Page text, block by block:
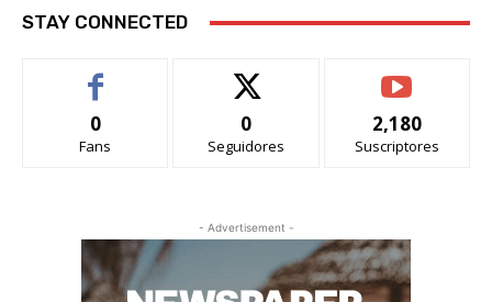
STAY CONNECTED
0
Fans
0
Seguidores
2,180
Suscriptores
- Advertisement -